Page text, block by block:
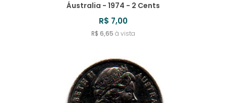
Áustralia - 1974 - 2 Cents
R$ 7,00
R$ 6,65 à vista